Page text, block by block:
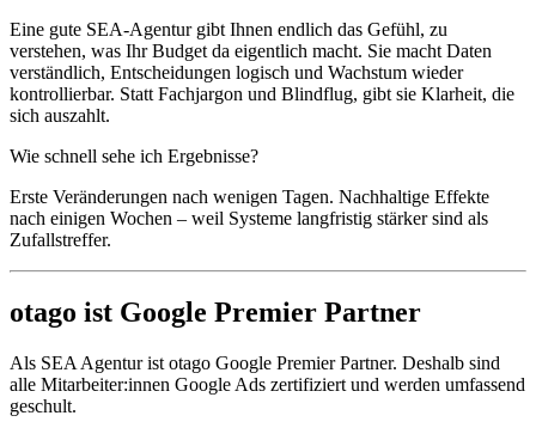
Eine gute SEA-Agentur gibt Ihnen endlich das Gefühl, zu
verstehen, was Ihr Budget da eigentlich macht. Sie macht Daten
verständlich, Entscheidungen logisch und Wachstum wieder
kontrollierbar. Statt Fachjargon und Blindflug, gibt sie Klarheit, die
sich auszahlt.
Wie schnell sehe ich Ergebnisse?
Erste Veränderungen nach wenigen Tagen. Nachhaltige Effekte
nach einigen Wochen – weil Systeme langfristig stärker sind als
Zufallstreffer.
otago ist Google Premier Partner
Als SEA Agentur ist otago Google Premier Partner. Deshalb sind
alle Mitarbeiter:innen Google Ads zertifiziert und werden umfassend
geschult.